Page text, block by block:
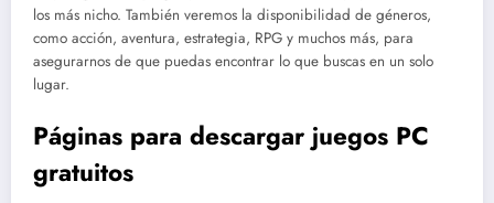
los más nicho. También veremos la disponibilidad de géneros,
como acción, aventura, estrategia, RPG y muchos más, para
asegurarnos de que puedas encontrar lo que buscas en un solo
lugar.
Páginas para descargar juegos PC
gratuitos